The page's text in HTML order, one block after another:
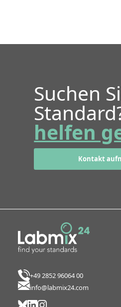
Suchen
helfen
Kontakt
+49 2852 96064 00
info@labmix24.com